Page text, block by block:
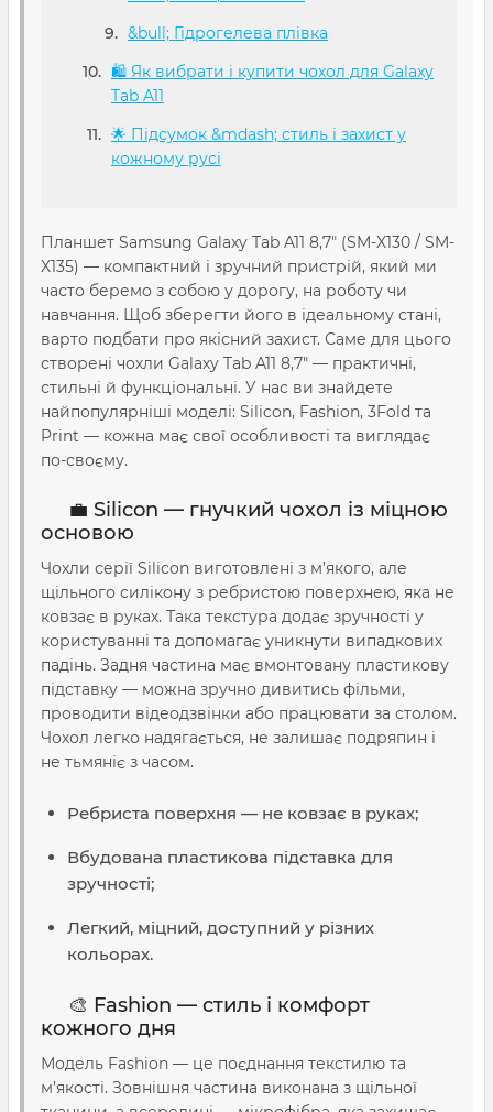
&bull; Гідрогелева плівка
🛍️ Як вибрати і купити чохол для Galaxy
Tab A11
🌟 Підсумок &mdash; стиль і захист у
кожному русі
Планшет Samsung Galaxy Tab A11 8,7″ (SM-X130 / SM-
X135) — компактний і зручний пристрій, який ми
часто беремо з собою у дорогу, на роботу чи
навчання. Щоб зберегти його в ідеальному стані,
варто подбати про якісний захист. Саме для цього
створені чохли Galaxy Tab A11 8,7" — практичні,
стильні й функціональні. У нас ви знайдете
найпопулярніші моделі: Silicon, Fashion, 3Fold та
Print — кожна має свої особливості та виглядає
по-своєму.
💼 Silicon — гнучкий чохол із міцною
основою
Чохли серії Silicon виготовлені з м’якого, але
щільного силікону з ребристою поверхнею, яка не
ковзає в руках. Така текстура додає зручності у
користуванні та допомагає уникнути випадкових
падінь. Задня частина має вмонтовану пластикову
підставку — можна зручно дивитись фільми,
проводити відеодзвінки або працювати за столом.
Чохол легко надягається, не залишає подряпин і
не тьмяніє з часом.
Ребриста поверхня — не ковзає в руках;
Вбудована пластикова підставка для
зручності;
Легкий, міцний, доступний у різних
кольорах.
🎨 Fashion — стиль і комфорт
кожного дня
Модель Fashion — це поєднання текстилю та
м’якості. Зовнішня частина виконана з щільної